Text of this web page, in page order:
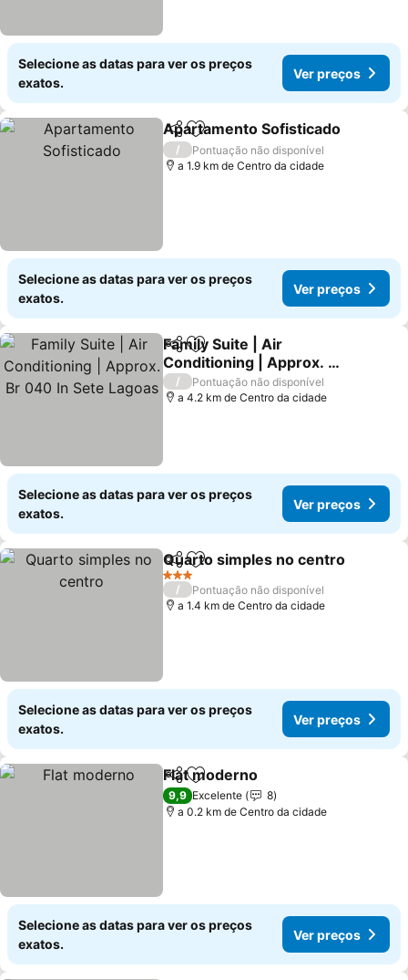
Selecione as datas para ver os preços
exatos.
Ver preços
PartilharAdicionar aos favoritos
Apartamento Sofisticado
/
Pontuação não disponível
a 1.9 km de Centro da cidade
Selecione as datas para ver os preços
exatos.
Ver preços
PartilharAdicionar aos favoritos
Family Suite | Air
Conditioning | Approx. Br
040 In Sete Lagoas
/
Pontuação não disponível
a 4.2 km de Centro da cidade
Selecione as datas para ver os preços
exatos.
Ver preços
PartilharAdicionar aos favoritos
Quarto simples no centro
3 Estrelas
/
Pontuação não disponível
a 1.4 km de Centro da cidade
Selecione as datas para ver os preços
exatos.
Ver preços
PartilharAdicionar aos favoritos
Flat moderno
9,9 Excelente
8
a 0.2 km de Centro da cidade
Selecione as datas para ver os preços
exatos.
Ver preços